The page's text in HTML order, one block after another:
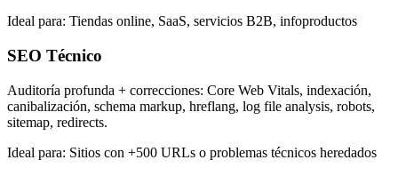
Ideal para: Tiendas online, SaaS, servicios B2B, infoproductos
SEO Técnico
Auditoría profunda + correcciones: Core Web Vitals, indexación,
canibalización, schema markup, hreflang, log file analysis, robots,
sitemap, redirects.
Ideal para: Sitios con +500 URLs o problemas técnicos heredados